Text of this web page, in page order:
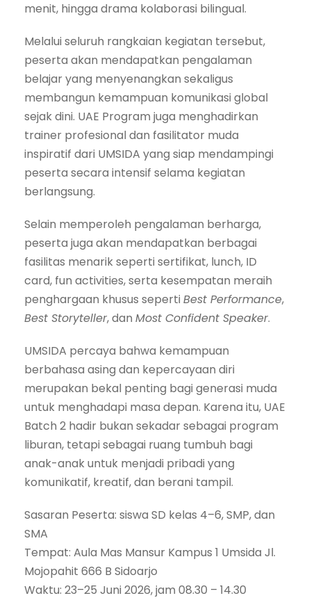
menit, hingga drama kolaborasi bilingual.
Melalui seluruh rangkaian kegiatan tersebut,
peserta akan mendapatkan pengalaman
belajar yang menyenangkan sekaligus
membangun kemampuan komunikasi global
sejak dini. UAE Program juga menghadirkan
trainer profesional dan fasilitator muda
inspiratif dari UMSIDA yang siap mendampingi
peserta secara intensif selama kegiatan
berlangsung.
Selain memperoleh pengalaman berharga,
peserta juga akan mendapatkan berbagai
fasilitas menarik seperti sertifikat, lunch, ID
card, fun activities, serta kesempatan meraih
penghargaan khusus seperti Best Performance,
Best Storyteller, dan Most Confident Speaker.
UMSIDA percaya bahwa kemampuan
berbahasa asing dan kepercayaan diri
merupakan bekal penting bagi generasi muda
untuk menghadapi masa depan. Karena itu, UAE
Batch 2 hadir bukan sekadar sebagai program
liburan, tetapi sebagai ruang tumbuh bagi
anak-anak untuk menjadi pribadi yang
komunikatif, kreatif, dan berani tampil.
Sasaran Peserta: siswa SD kelas 4–6, SMP, dan
SMA
Tempat: Aula Mas Mansur Kampus 1 Umsida Jl.
Mojopahit 666 B Sidoarjo
Waktu: 23–25 Juni 2026, jam 08.30 – 14.30